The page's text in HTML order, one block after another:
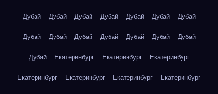
Дубай Дубай Дубай Дубай Дубай Дубай Дубай
Дубай Дубай Дубай Дубай Дубай Дубай Дубай
Дубай Екатеринбург Екатеринбург Екатеринбург
Екатеринбург Екатеринбург Екатеринбург Екатеринбург